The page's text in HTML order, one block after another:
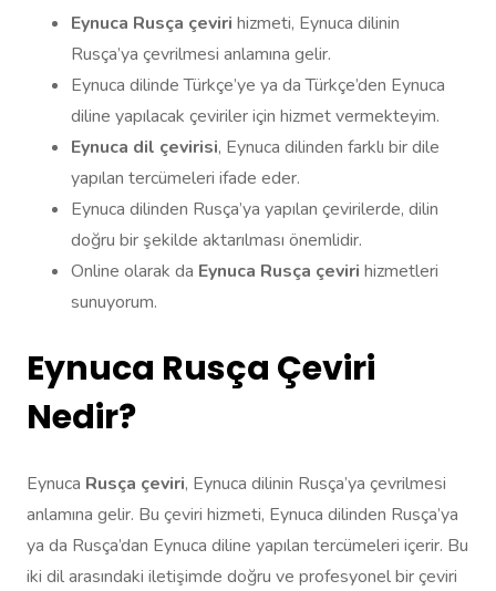
Eynuca Rusça çeviri hizmeti, Eynuca dilinin
Rusça’ya çevrilmesi anlamına gelir.
Eynuca dilinde Türkçe’ye ya da Türkçe’den Eynuca
diline yapılacak çeviriler için hizmet vermekteyim.
Eynuca dil çevirisi, Eynuca dilinden farklı bir dile
yapılan tercümeleri ifade eder.
Eynuca dilinden Rusça’ya yapılan çevirilerde, dilin
doğru bir şekilde aktarılması önemlidir.
Online olarak da Eynuca Rusça çeviri hizmetleri
sunuyorum.
Eynuca Rusça Çeviri
Nedir?
Eynuca Rusça çeviri, Eynuca dilinin Rusça’ya çevrilmesi
anlamına gelir. Bu çeviri hizmeti, Eynuca dilinden Rusça’ya
ya da Rusça’dan Eynuca diline yapılan tercümeleri içerir. Bu
iki dil arasındaki iletişimde doğru ve profesyonel bir çeviri